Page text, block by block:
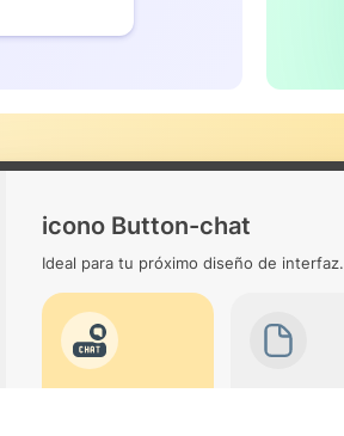
icono Button-chat
Ideal para tu próximo diseño de interfaz.